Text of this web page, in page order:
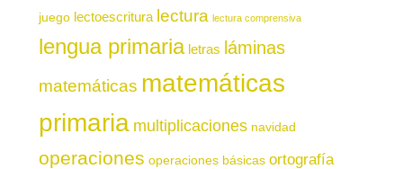
juego lectoescritura lectura lectura comprensiva
lengua primaria letras láminas
matemáticas matemáticas
primaria multiplicaciones navidad
operaciones operaciones básicas ortografía